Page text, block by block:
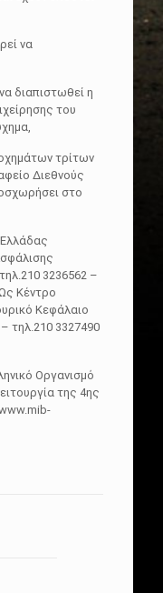
να
διαπιστωθεί η
του
τρίτων
Διεθνούς
στο
3236562 –
Κέντρο
Κεφάλαιο
τηλ.210 3327490
Οργανισμό
της 4ης